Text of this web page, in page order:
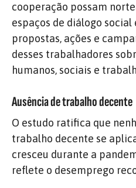
cooperação possam
espaços de diálogo social
propostas, ações e
desses trabalhadores
humanos, sociais e
Ausência de trabalho decente
O estudo ratifica que
trabalho decente se
cresceu durante a
reflete o desemprego